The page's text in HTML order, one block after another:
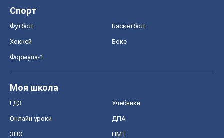
Спорт
Футбол Баскетбол
Хоккей Бокс
Формула-1
Моя школа
ГДЗ Учебники
Онлайн уроки ДПА
ЗНО НМТ